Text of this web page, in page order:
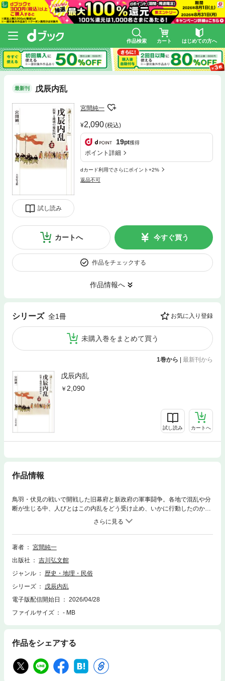
作品検索 カート はじめての方へ
最新刊 戊辰内乱
試し読み
宮間純一
2,090(税込)
19pt獲得
ポイント詳細
dカード利用でさらにポイント+2%
返品不可
カートへ 今すぐ買う
作品をチェックする
作品情報へ
シリーズ 全1冊 お気に入り登録
未購入巻をまとめて買う
1巻から | 最新刊から
戊辰内乱
2,090
試し読み カートへ
作品情報
鳥羽・伏見の戦いで開戦した旧幕府と新政府の軍事闘争。各地で混乱や分
断が生じる中、人びとはこの内乱をどう受け止め、いかに行動したのか。
どちら側の味方になるかの決断を迫られる小藩や、単なる「被害者」では
なく、自己の利害を考え主体的に活動した人びとの営みを、社会の動きと
ともに再現。民衆の目線から「戊辰内乱」を描く新たな試み。
著者
宮間純一
出版社
吉川弘文館
ジャンル
歴史・地理・民俗
シリーズ
戊辰内乱
電子版配信開始日
2026/04/28
ファイルサイズ
- MB
作品をシェアする